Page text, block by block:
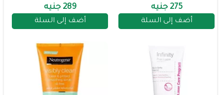
275 جنيه
أضف إلى السلة
289 جنيه
أضف إلى السلة